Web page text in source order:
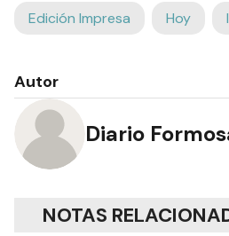
Edición Impresa Hoy
Autor
Diario
NOTAS